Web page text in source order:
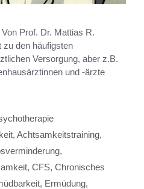
Prof. Dr. Mattias R.
zu den häufigsten
Versorgung, aber z.B.
und -ärzte
, Achtsamkeitstraining,
,
, CFS, Chronisches
, Ermüdung,